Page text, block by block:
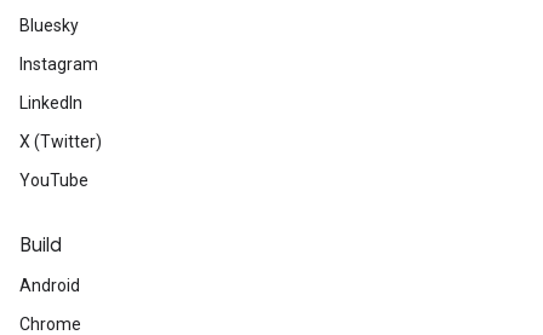
Bluesky
Instagram
LinkedIn
X (Twitter)
YouTube
Build
Android
Chrome